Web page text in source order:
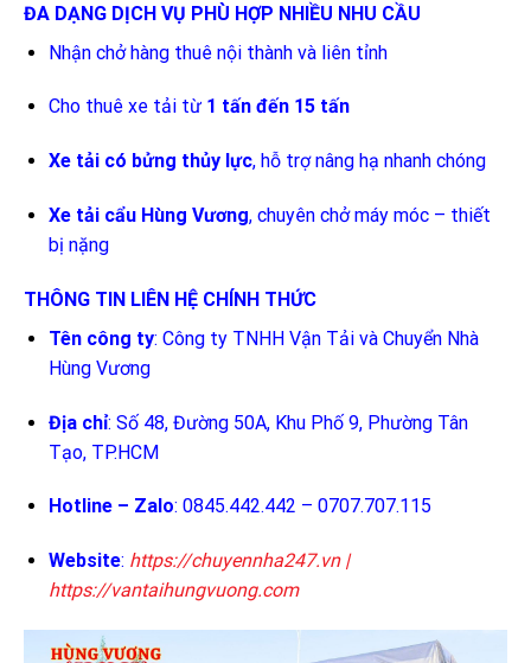
ĐA DẠNG DỊCH VỤ PHÙ HỢP NHIỀU NHU CẦU
Nhận chở hàng thuê nội thành và liên tỉnh
Cho thuê xe tải từ 1 tấn đến 15 tấn
Xe tải có bửng thủy lực, hỗ trợ nâng hạ nhanh chóng
Xe tải cẩu Hùng Vương, chuyên chở máy móc – thiết
bị nặng
THÔNG TIN LIÊN HỆ CHÍNH THỨC
Tên công ty: Công ty TNHH Vận Tải và Chuyển Nhà
Hùng Vương
Địa chỉ: Số 48, Đường 50A, Khu Phố 9, Phường Tân
Tạo, TP.HCM
Hotline – Zalo: 0845.442.442 – 0707.707.115
Website: https://chuyennha247.vn|
https://vantaihungvuong.com